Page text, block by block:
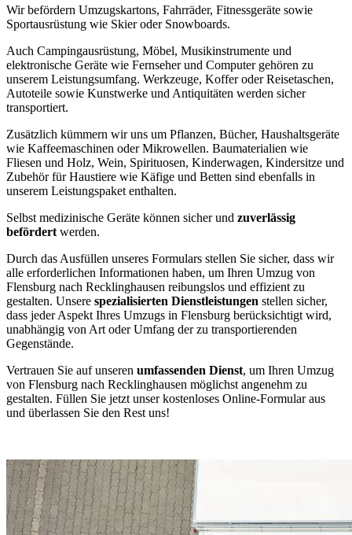
Wir befördern Umzugskartons, Fahrräder, Fitnessgeräte sowie
Sportausrüstung wie Skier oder Snowboards.
Auch Campingausrüstung, Möbel, Musikinstrumente und
elektronische Geräte wie Fernseher und Computer gehören zu
unserem Leistungsumfang. Werkzeuge, Koffer oder Reisetaschen,
Autoteile sowie Kunstwerke und Antiquitäten werden sicher
transportiert.
Zusätzlich kümmern wir uns um Pflanzen, Bücher, Haushaltsgeräte
wie Kaffeemaschinen oder Mikrowellen. Baumaterialien wie
Fliesen und Holz, Wein, Spirituosen, Kinderwagen, Kindersitze und
Zubehör für Haustiere wie Käfige und Betten sind ebenfalls in
unserem Leistungspaket enthalten.
Selbst medizinische Geräte können sicher und zuverlässig
befördert werden.
Durch das Ausfüllen unseres Formulars stellen Sie sicher, dass wir
alle erforderlichen Informationen haben, um Ihren Umzug von
Flensburg nach Recklinghausen reibungslos und effizient zu
gestalten. Unsere spezialisierten Dienstleistungen stellen sicher,
dass jeder Aspekt Ihres Umzugs in Flensburg berücksichtigt wird,
unabhängig von Art oder Umfang der zu transportierenden
Gegenstände.
Vertrauen Sie auf unseren umfassenden Dienst, um Ihren Umzug
von Flensburg nach Recklinghausen möglichst angenehm zu
gestalten. Füllen Sie jetzt unser kostenloses Online-Formular aus
und überlassen Sie den Rest uns!